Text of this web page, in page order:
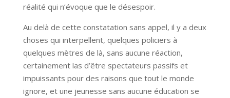
réalité qui n’évoque que le désespoir.
Au delà de cette constatation sans appel, il y a deux
choses qui interpellent, quelques policiers à
quelques mètres de là, sans aucune réaction,
certainement las d’être spectateurs passifs et
impuissants pour des raisons que tout le monde
ignore, et une jeunesse sans aucune éducation se